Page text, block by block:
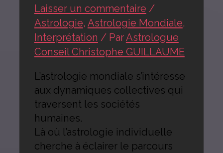
Laisser un commentaire /
Astrologie, Astrologie Mondiale,
Interprétation / ParAstrologue
Conseil Christophe GUILLAUME
L’astrologie mondiale s’intéresse
aux dynamiques collectives qui
traversent les sociétés
humaines.
Là où l’astrologie individuelle
cherche à éclairer le parcours